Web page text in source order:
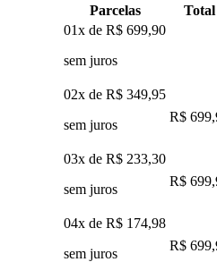
Parcelas
Total
01x de R$ 699,90
sem juros
02x de R$ 349,95
sem juros
R$
03x de R$ 233,30
sem juros
R$
04x de R$ 174,98
sem juros
R$